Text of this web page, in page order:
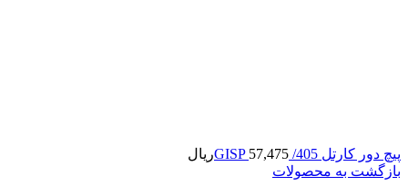
پیچ دور کارتل 405/ GISP 57,475
ریال
بازگشت به محصولات